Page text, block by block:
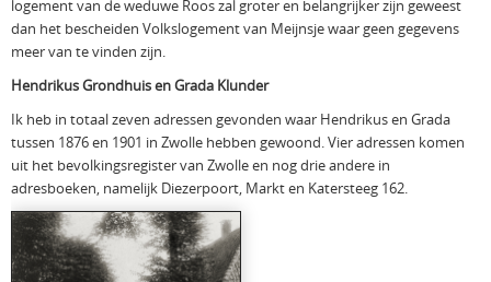
logement van de weduwe Roos zal groter en belangrijker zijn geweest
dan het bescheiden Volkslogement van Meijnsje waar geen gegevens
meer van te vinden zijn.
Hendrikus Grondhuis en Grada Klunder
Ik heb in totaal zeven adressen gevonden waar Hendrikus en Grada
tussen 1876 en 1901 in Zwolle hebben gewoond. Vier adressen komen
uit het bevolkingsregister van Zwolle en nog drie andere in
adresboeken, namelijk Diezerpoort, Markt en Katersteeg 162.